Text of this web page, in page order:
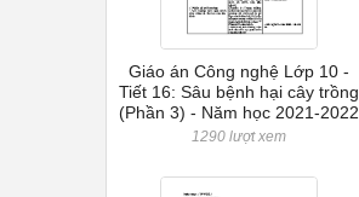
Giáo án Công nghệ Lớp 10 -
Tiết 16: Sâu bệnh hại cây trồng
(Phần 3) - Năm học 2021-2022
1290 lượt xem